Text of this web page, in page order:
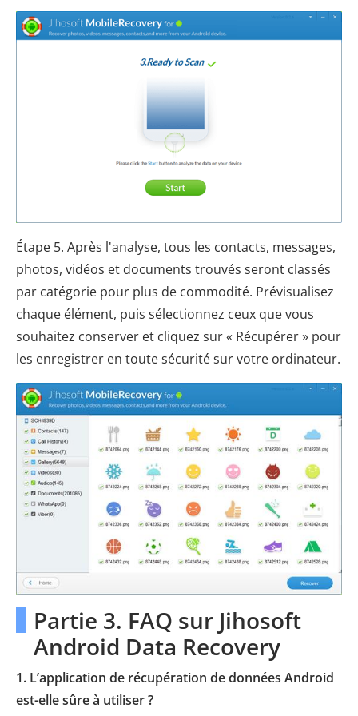
Étape 5. Après l'analyse, tous les contacts, messages,
photos, vidéos et documents trouvés seront classés
par catégorie pour plus de commodité. Prévisualisez
chaque élément, puis sélectionnez ceux que vous
souhaitez conserver et cliquez sur « Récupérer » pour
les enregistrer en toute sécurité sur votre ordinateur.
Partie 3. FAQ sur Jihosoft
Android Data Recovery
1. L’application de récupération de données Android
est-elle sûre à utiliser ?